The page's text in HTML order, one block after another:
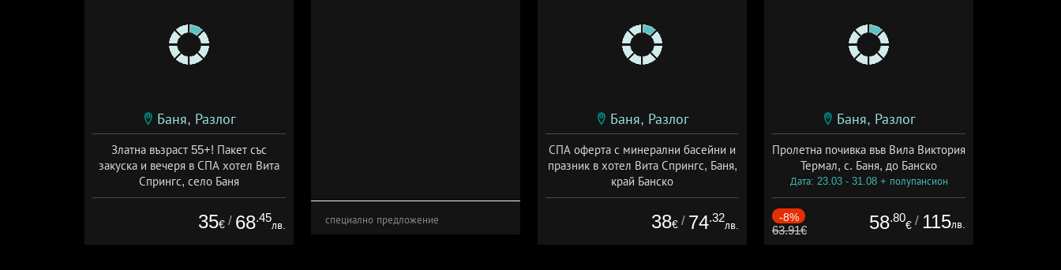
Баня, Разлог
Златна възраст 55+! Пакет със
закуска и вечеря в СПА хотел Вита
Спрингс, село Баня
Дата: 04.01 - 30.09 + полупансион
35€ / 68.45
лв. специално предложение
Баня, Разлог
СПА оферта с минерални басейни и
празник в хотел Вита Спрингс, Баня,
край Банско
Дата: 02.01 - 30.09 + полупансион
38€ / 74.32
лв.
Баня, Разлог
Пролетна почивка във Вила Виктория
Термал, с. Баня, до Банско
Дата: 23.03 - 31.08 + полупансион
-8%
63.91€ 58.80
€ / 115лв.